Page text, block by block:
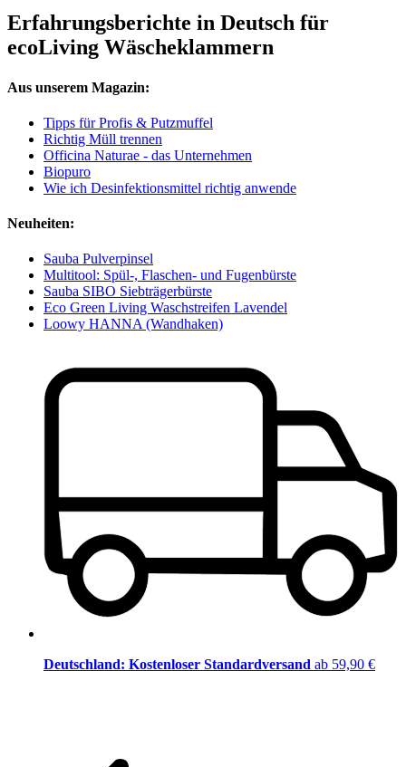
Erfahrungsberichte in Deutsch für
ecoLiving Wäscheklammern
Aus unserem Magazin:
Tipps für Profis & Putzmuffel
Richtig Müll trennen
Officina Naturae - das Unternehmen
Biopuro
Wie ich Desinfektionsmittel richtig anwende
Neuheiten:
Sauba Pulverpinsel
Multitool: Spül-, Flaschen- und Fugenbürste
Sauba SIBO Siebträgerbürste
Eco Green Living Waschstreifen Lavendel
Loowy HANNA (Wandhaken)
Deutschland: Kostenloser Standardversand ab 59,90 €